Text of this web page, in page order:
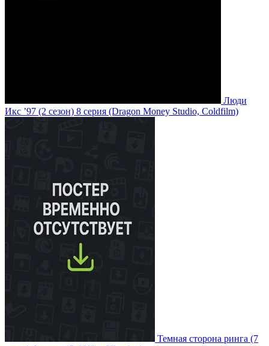
Люди
Икс ’97 (2 сезон) 8 серия (Dragon Money Studio, Coldfilm)
Темная сторона ринга (7